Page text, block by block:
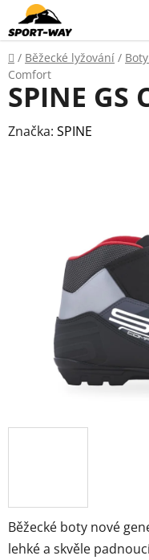
Přejít
na
obsah
Domů
/ Běžecké lyžování /
Comfort
Běžecké boty nové
lehké a skvěle
SPINE
Značka: SPINE